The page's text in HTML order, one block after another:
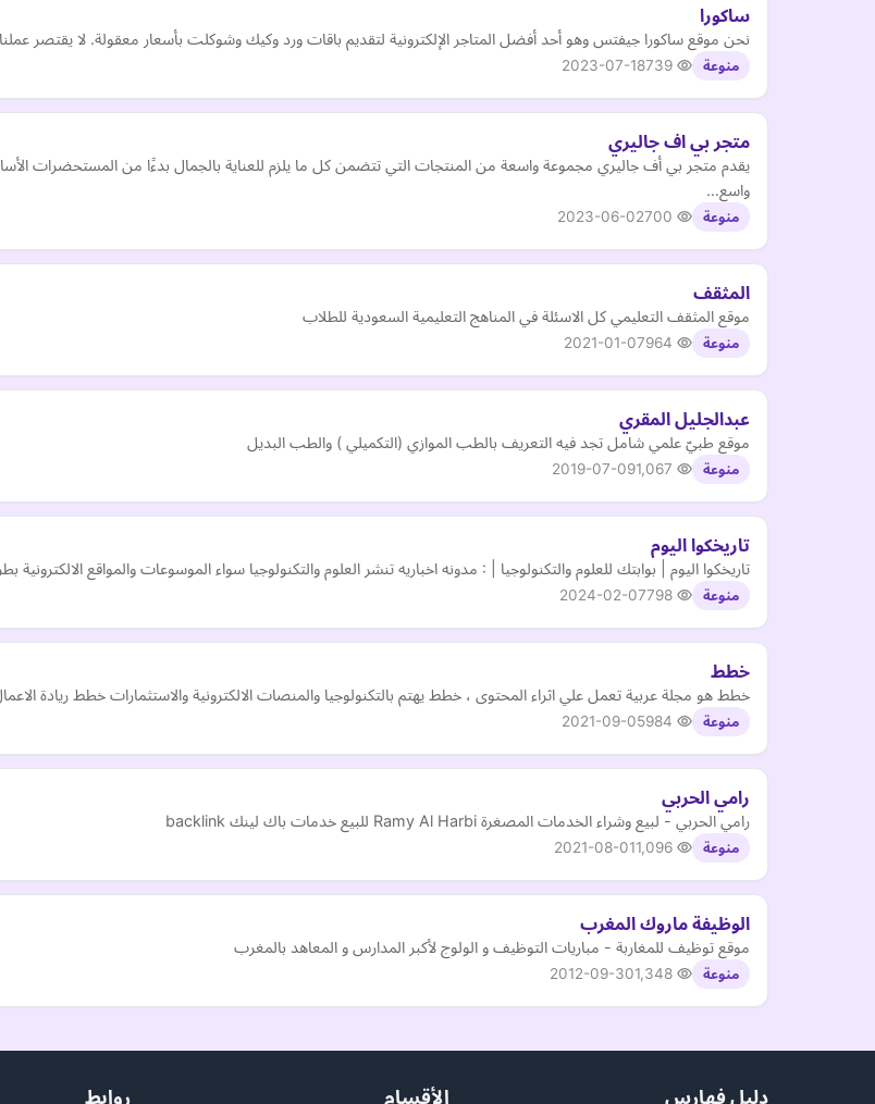
ساكورا
نحن موقع ساكورا جيفتس وهو أحد أفضل المتاجر الإلكترونية لتقديم باقات ورد وكيك وشوكلت بأسعار معقولة. لا يقتصر
منوعة 2023-07-18
متجر بي اف جاليري
يقدم متجر بي أف جاليري مجموعة واسعة من المنتجات التي تتضمن كل ما يلزم للعناية بالجمال بدءًا من المستحضرات
واسع…
منوعة 2023-06-02
المثقف
موقع المثقف التعليمي كل الاسئلة في المناهج التعليمية السعودية للطلاب
منوعة 2021-01-07
عبدالجليل المقري
موقع طبيّ علمي شامل تجد فيه التعريف بالطب الموازي (التكميلي ) والطب البديل
منوعة 2019-07-09
تاريخكوا اليوم
تاريخكوا اليوم | بوابتك للعلوم والتكنولوجيا | : مدونه اخباريه تنشر العلوم والتكنولوجيا سواء الموسوعات والمواقع
منوعة 2024-02-07
خطط
خطط هو مجلة عربية تعمل علي اثراء المحتوى ، خطط يهتم بالتكنولوجيا والمنصات الالكترونية والاستثمارات خطط ريادة
منوعة 2021-09-05
رامي الحربي
رامي الحربي - لبيع وشراء الخدمات المصغرة Ramy Al Harbi للبيع خدمات باك لينك backlink
منوعة 2021-08-01
الوظيفة ماروك المغرب
موقع توظيف للمغاربة - مباريات التوظيف و الولوج لأكبر المدارس و المعاهد بالمغرب
منوعة 2012-09-30
دليل فهارس الأقسام روابط